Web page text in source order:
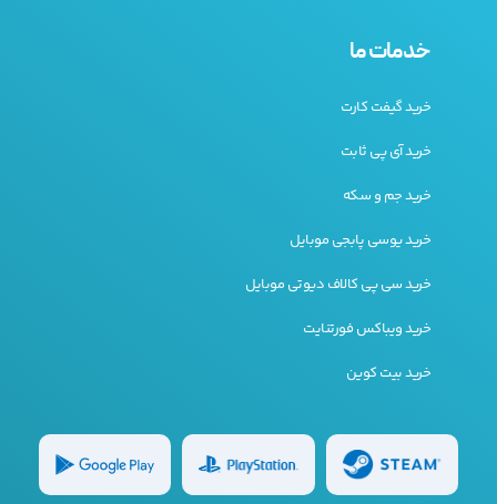
خدمات ما
خرید گیفت کارت
خرید آی پی ثابت
خرید جم و سکه
خرید یوسی پابجی موبایل
خرید سی پی کالاف دیوتی موبایل
خرید ویباکس فورتنایت
خرید بیت کوین